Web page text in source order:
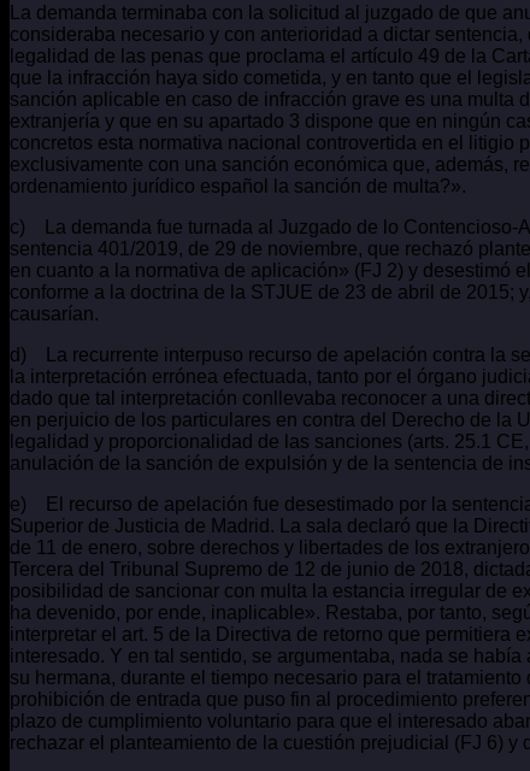
La demanda terminaba con la solicitud al juzgado de que
consideraba necesario y con anterioridad a dictar
legalidad de las penas que proclama el artículo 49 de la
que la infracción haya sido cometida, y en tanto que el
sanción aplicable en caso de infracción grave es una multa
extranjería y que en su apartado 3 dispone que en ningún
concretos esta normativa nacional controvertida en el
exclusivamente con una sanción económica que, además,
ordenamiento jurídico español la sanción de multa?».
c) La demanda fue turnada al Juzgado de lo Contencioso-
sentencia 401/2019, de 29 de noviembre, que rechazó
en cuanto a la normativa de aplicación» (FJ 2) y desestimó
conforme a la doctrina de la STJUE de 23 de abril de 2015;
causarían.
d) La recurrente interpuso recurso de apelación contra la
la interpretación errónea efectuada, tanto por el órgano
dado que tal interpretación conllevaba reconocer a una
en perjuicio de los particulares en contra del Derecho de la
legalidad y proporcionalidad de las sanciones (arts. 25.1
anulación de la sanción de expulsión y de la sentencia de
e) El recurso de apelación fue desestimado por la
Superior de Justicia de Madrid. La sala declaró que la
de 11 de enero, sobre derechos y libertades de los
Tercera del Tribunal Supremo de 12 de junio de 2018,
posibilidad de sancionar con multa la estancia irregular de
ha devenido, por ende, inaplicable». Restaba, por tanto,
interpretar el art. 5 de la Directiva de retorno que permitiera
interesado. Y en tal sentido, se argumentaba, nada se
su hermana, durante el tiempo necesario para el
prohibición de entrada que puso fin al procedimiento
plazo de cumplimiento voluntario para que el interesado
rechazar el planteamiento de la cuestión prejudicial (FJ 6)